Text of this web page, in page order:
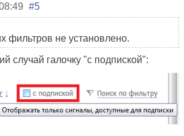
#5
фильтров не установлено.
случай галочку "с подпиской":